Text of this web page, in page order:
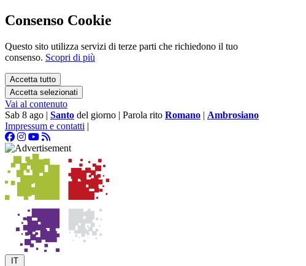
Consenso Cookie
Questo sito utilizza servizi di terze parti che richiedono il tuo
consenso. Scopri di più
Accetta tutto
Accetta selezionati
Vai al contenuto
Sab 8 ago | Santo del giorno | Parola rito Romano | Ambrosiano
Impressum e contatti |
IT